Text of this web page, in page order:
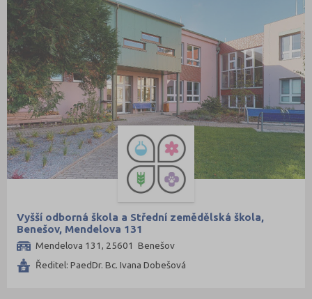
Vyšší odborná škola a Střední zemědělská škola,
Benešov, Mendelova 131
Mendelova 131, 25601 Benešov
Ředitel: PaedDr. Bc. Ivana Dobešová